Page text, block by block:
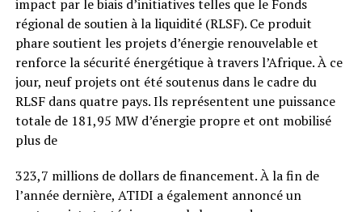
impact par le biais d’initiatives telles que le Fonds
régional de soutien à la liquidité (RLSF). Ce produit
phare soutient les projets d’énergie renouvelable et
renforce la sécurité énergétique à travers l’Afrique. À ce
jour, neuf projets ont été soutenus dans le cadre du
RLSF dans quatre pays. Ils représentent une puissance
totale de 181,95 MW d’énergie propre et ont mobilisé
plus de
323,7 millions de dollars de financement. À la fin de
l’année dernière, ATIDI a également annoncé un